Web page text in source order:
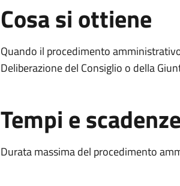
Cosa si ottiene
Quando il procedimento
Deliberazione del Consiglio o della
Tempi e scadenze
Durata massima del procedimento